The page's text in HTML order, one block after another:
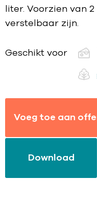
liter. Voorzien van
verstelbaar zijn.
Geschikt voor
Voeg toe aan
Download